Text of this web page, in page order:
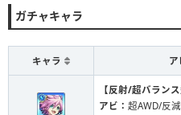
ガチャキャラ
キャラ ア
【反射/超バラン
アビ： 超AWD/反